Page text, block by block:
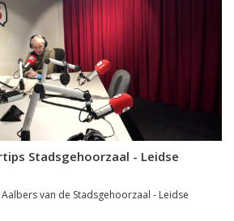
Stadsgehoorzaal - Leidse
van de Stadsgehoorzaal - Leidse